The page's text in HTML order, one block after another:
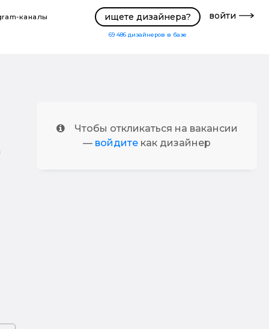
каналы ищете дизайнера?
69 486 дизайнеров в базе
войти
Чтобы откликаться на вакансии
— войдите как дизайнер